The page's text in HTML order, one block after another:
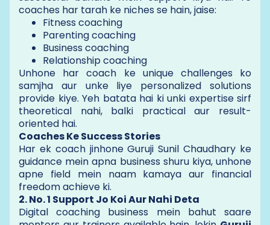
coaches har tarah ke niches se hain, jaise:
Fitness coaching
Parenting coaching
Business coaching
Relationship coaching
Unhone har coach ke unique challenges ko
samjha aur unke liye personalized solutions
provide kiye. Yeh batata hai ki unki expertise sirf
theoretical nahi, balki practical aur result-
oriented hai.
Coaches Ke Success Stories
Har ek coach jinhone Guruji Sunil Chaudhary ke
guidance mein apna business shuru kiya, unhone
apne field mein naam kamaya aur financial
freedom achieve ki.
2. No. 1 Support Jo Koi Aur Nahi Deta
Digital coaching business mein bahut saare